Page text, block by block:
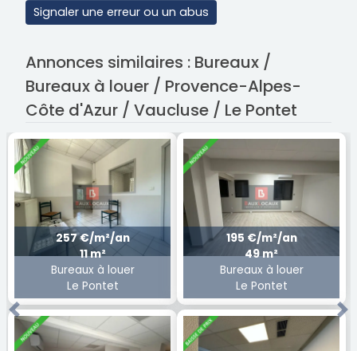
Signaler une erreur ou un abus
Annonces similaires : Bureaux /
Bureaux à louer / Provence-Alpes-
Côte d'Azur / Vaucluse / Le Pontet
257 €/m²/an
11 m²
Bureaux à louer
Le Pontet
195 €/m²/an
49 m²
Bureaux à louer
Le Pontet
Previous